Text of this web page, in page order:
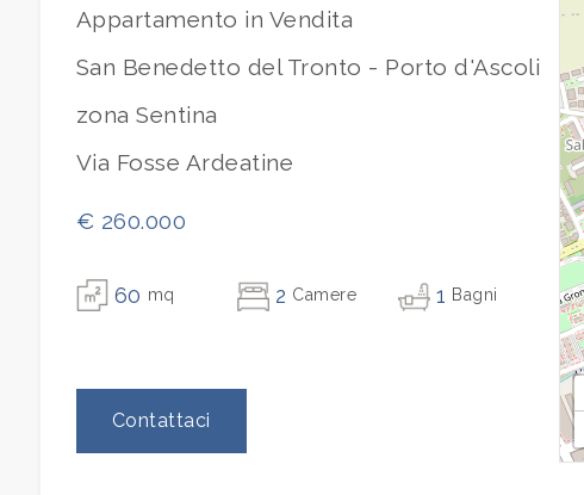
Appartamento in Vendita
San Benedetto del Tronto - Porto d'Ascoli
zona Sentina
Via Fosse Ardeatine
€ 260.000
60 mq 2 Camere 1 Bagni
Contattaci
Ascensore
Arredato
Nuova costruzione
Lusso